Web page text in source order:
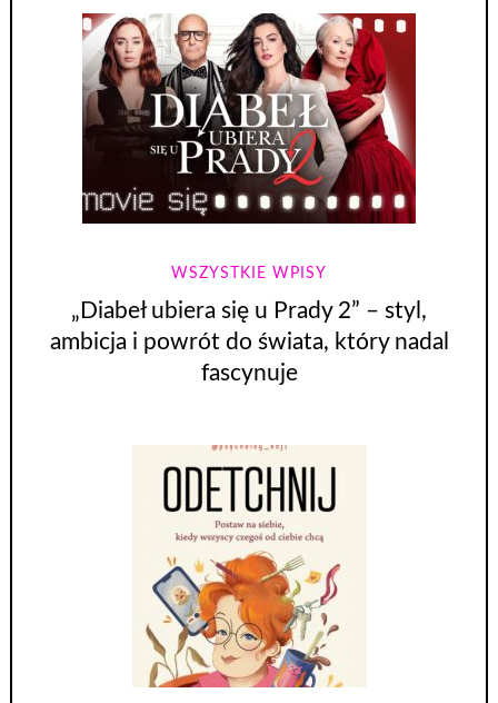
WSZYSTKIE WPISY
„Diabeł ubiera się u Prady 2” – styl,
ambicja i powrót do świata, który nadal
fascynuje